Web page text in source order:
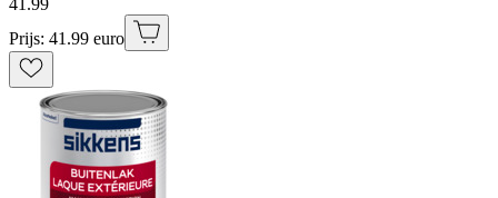
41 .99
Prijs: 41.99 euro